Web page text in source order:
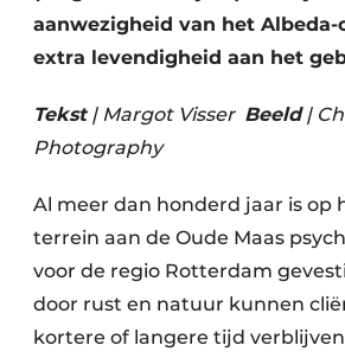
aanwezigheid van het Albeda-
extra levendigheid aan het
Tekst| Margot Visser Beeld|
Photography
Al meer dan honderd jaar is op
terrein aan de Oude Maas
voor de regio Rotterdam
door rust en natuur kunnen
kortere of langere tijd